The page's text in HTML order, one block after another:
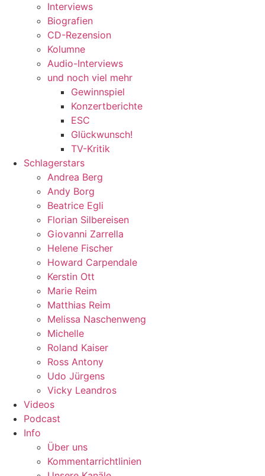
Interviews
Biografien
CD-Rezension
Kolumne
Audio-Interviews
und noch viel mehr
Gewinnspiel
Konzertberichte
ESC
Glückwunsch!
TV-Kritik
Schlagerstars
Andrea Berg
Andy Borg
Beatrice Egli
Florian Silbereisen
Giovanni Zarrella
Helene Fischer
Howard Carpendale
Kerstin Ott
Marie Reim
Matthias Reim
Melissa Naschenweng
Michelle
Roland Kaiser
Ross Antony
Udo Jürgens
Vicky Leandros
Videos
Podcast
Info
Über uns
Kommentarrichtlinien